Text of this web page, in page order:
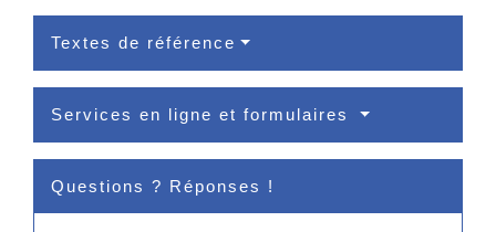
Textes de référence
Services en ligne et formulaires
Questions ? Réponses !